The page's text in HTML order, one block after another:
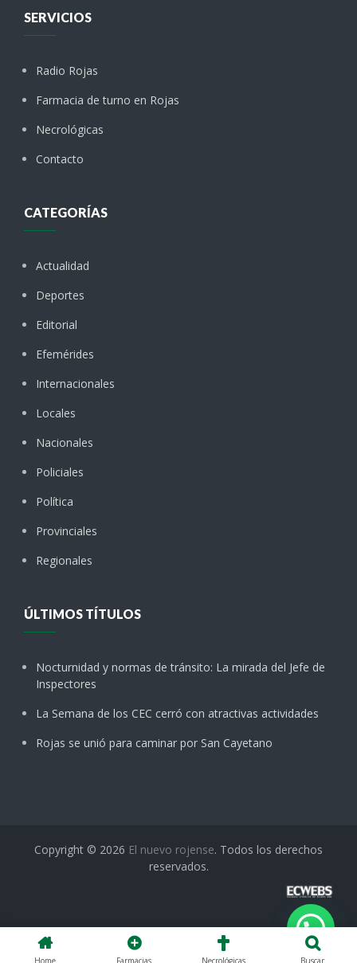
SERVICIOS
Radio Rojas
Farmacia de turno en Rojas
Necrológicas
Contacto
CATEGORÍAS
Actualidad
Deportes
Editorial
Efemérides
Internacionales
Locales
Nacionales
Policiales
Política
Provinciales
Regionales
ÚLTIMOS TÍTULOS
Nocturnidad y normas de tránsito: La mirada del Jefe de
Inspectores
La Semana de los CEC cerró con atractivas actividades
Rojas se unió para caminar por San Cayetano
Copyright © 2026 El nuevo rojense. Todos los derechos
reservados.
Home Farmacias Necrológicas Buscar